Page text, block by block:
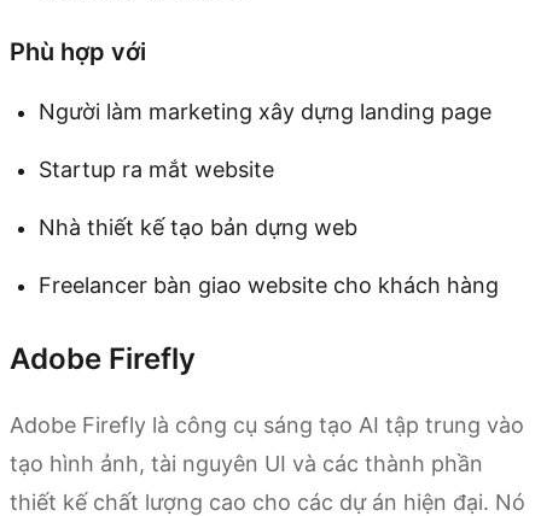
Phù hợp với
Người làm marketing xây dựng landing page
Startup ra mắt website
Nhà thiết kế tạo bản dựng web
Freelancer bàn giao website cho khách hàng
Adobe Firefly
Adobe Firefly là công cụ sáng tạo AI tập trung vào
tạo hình ảnh, tài nguyên UI và các thành phần
thiết kế chất lượng cao cho các dự án hiện đại. Nó